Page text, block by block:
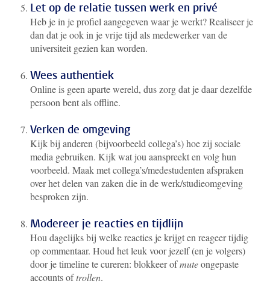
Let op de relatie tussen werk en privé
Heb je in je profiel aangegeven waar je werkt? Realiseer je
dan dat je ook in je vrije tijd als medewerker van de
universiteit gezien kan worden.
Wees authentiek
Online is geen aparte wereld, dus zorg dat je daar dezelfde
persoon bent als offline.
Verken de omgeving
Kijk bij anderen (bijvoorbeeld collega’s) hoe zij sociale
media gebruiken. Kijk wat jou aanspreekt en volg hun
voorbeeld. Maak met collega’s/medestudenten afspraken
over het delen van zaken die in de werk/studieomgeving
besproken zijn.
Modereer je reacties en tijdlijn
Hou dagelijks bij welke reacties je krijgt en reageer tijdig
op commentaar. Houd het leuk voor jezelf (en je volgers)
door je timeline te cureren: blokkeer ofmuteongepaste
accounts oftrollen.